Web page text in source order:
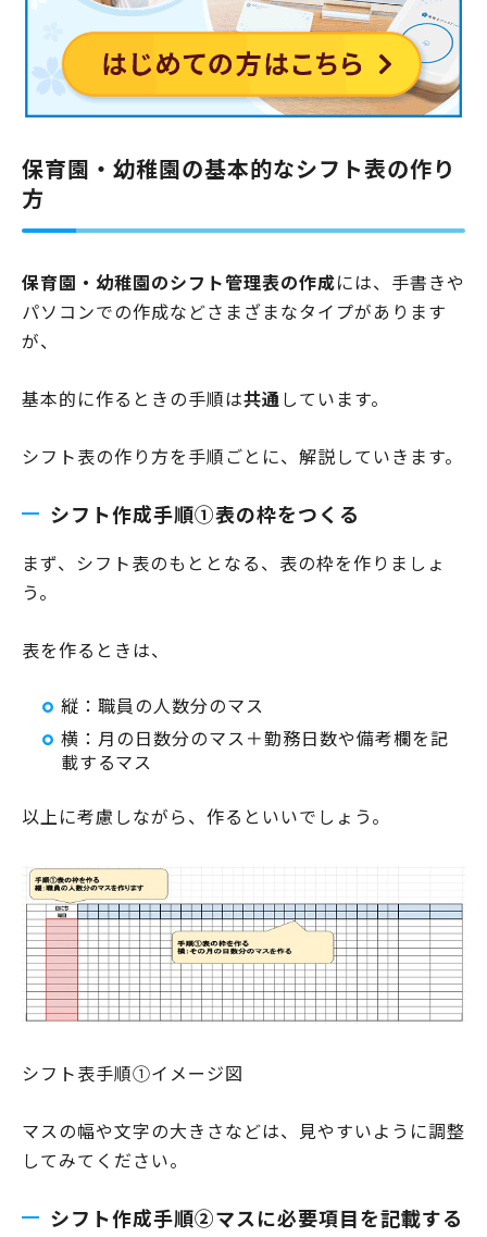
保育園・幼稚園の基本的なシフト表の作り
方
保育園・幼稚園のシフト管理表の作成には、手書きや
パソコンでの作成などさまざまなタイプがあります
が、
基本的に作るときの手順は共通しています。
シフト表の作り方を手順ごとに、解説していきます。
シフト作成手順①表の枠をつくる
まず、シフト表のもととなる、表の枠を作りましょ
う。
表を作るときは、
縦：職員の人数分のマス
横：月の日数分のマス＋勤務日数や備考欄を記
載するマス
以上に考慮しながら、作るといいでしょう。
シフト表手順①イメージ図
マスの幅や文字の大きさなどは、見やすいように調整
してみてください。
シフト作成手順②マスに必要項目を記載する